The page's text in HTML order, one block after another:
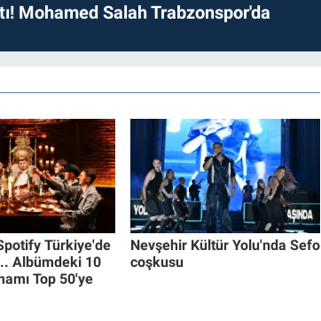
Mohamed Salah Trabzonspor'da
Türkiye'de
Albümdeki 10
Top 50'ye
Nevşehir Kültür Yolu'nda Sefo
coşkusu